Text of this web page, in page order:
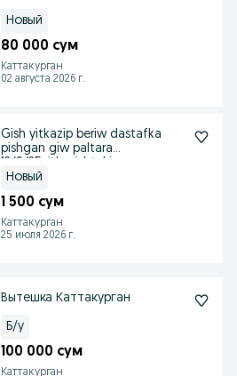
Новый
80 000 сум
Каттакурган
02 августа 2026 г.
Gish yitkazip beriw dastafka
pishgan giw paltara
Новый
1 500 сум
Каттакурган
25 июля 2026 г.
Вытешка Каттакурган
Б/у
100 000 сум
Каттакурган